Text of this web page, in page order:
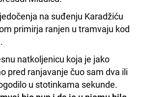
na suđenju Karadžiću
primirja ranjen u tramvaju kod
natkoljenicu koja je jako
pred ranjavanje čuo sam dva ili
u stotinkama sekunde.